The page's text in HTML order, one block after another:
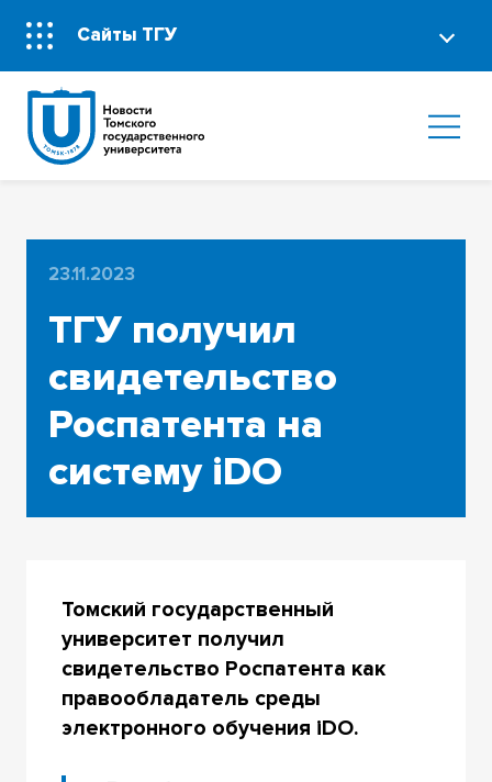
Сайты ТГУ
23.11.2023
ТГУ получил
свидетельство
Роспатента на
систему iDO
Томский государственный
университет получил
свидетельство Роспатента как
правообладатель среды
электронного обучения iDO.